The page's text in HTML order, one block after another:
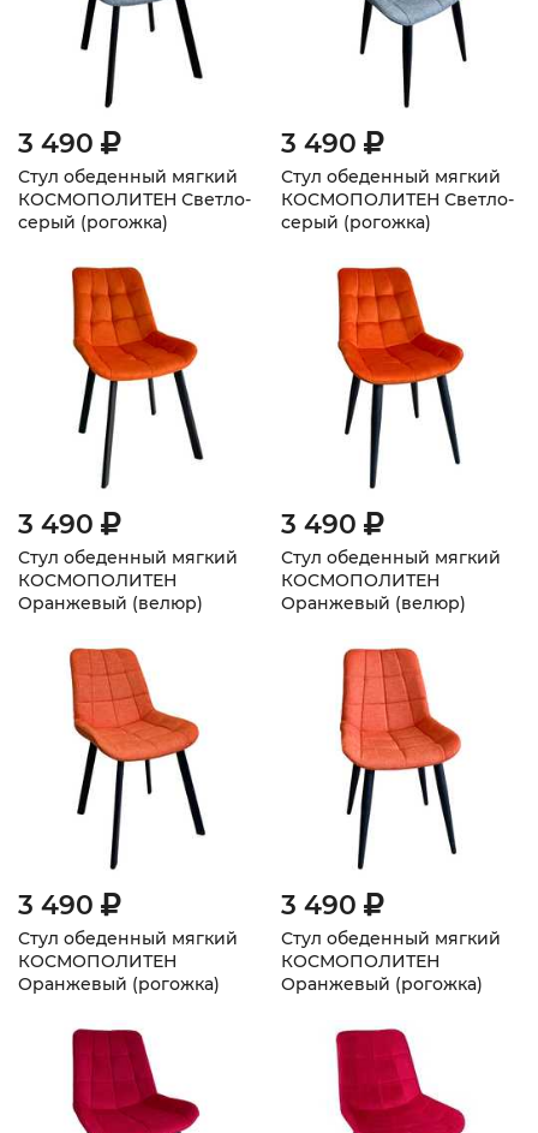
3 490
Стул обеденный мягкий
КОСМОПОЛИТЕН Светло-
серый (рогожка)
3 490
Стул обеденный мягкий
КОСМОПОЛИТЕН Светло-
серый (рогожка)
3 490
Стул обеденный мягкий
КОСМОПОЛИТЕН
Оранжевый (велюр)
3 490
Стул обеденный мягкий
КОСМОПОЛИТЕН
Оранжевый (велюр)
3 490
Стул обеденный мягкий
КОСМОПОЛИТЕН
Оранжевый (рогожка)
3 490
Стул обеденный мягкий
КОСМОПОЛИТЕН
Оранжевый (рогожка)